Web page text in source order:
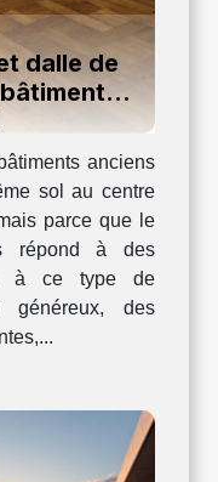
dalle de
anciens
sol au centre
parce que le
répond à des
à ce type de
des